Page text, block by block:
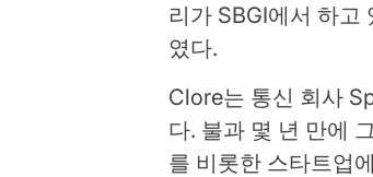
리가 SBGI에서 하고
였다.
Clore는 통신 회사
다. 불과 몇 년 만에
를 비롯한 스타트업